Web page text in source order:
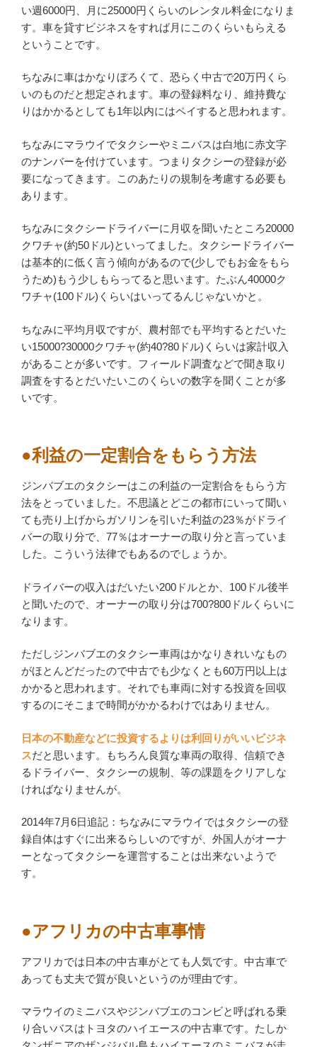
い週6000円、月に25000円くらいのレンタル料金になりま
す。車を貸すビジネスをすれば月にこのくらいもらえる
ということです。
ちなみに車はかなりぼろくて、恐らく中古で20万円くら
いのものだと想定されます。車の登録料なり、維持費な
りはかかるとしても1年以内にはペイすると思われます。
ちなみにマラウイでタクシーやミニバスは白地に赤文字
のナンバーを付けています。つまりタクシーの登録が必
要になってきます。このあたりの規制を考慮する必要も
あります。
ちなみにタクシードライバーに月収を聞いたところ20000
クワチャ(約50ドル)といってました。タクシードライバー
は基本的に低く言う傾向があるので(少しでもお金をもら
うため)もう少しもらってると思います。たぶん40000ク
ワチャ(100ドル)くらいはいってるんじゃないかと。
ちなみに平均月収ですが、農村部でも平均するとだいた
い15000?30000クワチャ(約40?80ドル)くらいは家計収入
があることが多いです。フィールド調査などで聞き取り
調査をするとだいたいこのくらいの数字を聞くことが多
いです。
●利益の一定割合をもらう方法
ジンバブエのタクシーはこの利益の一定割合をもらう方
法をとっていました。不思議とどこの都市にいって聞い
ても売り上げからガソリンを引いた利益の23％がドライ
バーの取り分で、77％はオーナーの取り分と言っていま
した。こういう法律でもあるのでしょうか。
ドライバーの収入はだいたい200ドルとか、100ドル後半
と聞いたので、オーナーの取り分は700?800ドルくらいに
なります。
ただしジンバブエのタクシー車両はかなりきれいなもの
がほとんどだったので中古でも少なくとも60万円以上は
かかると思われます。それでも車両に対する投資を回収
するのにそこまで時間がかかるわけではありません。
日本の不動産などに投資するよりは利回りがいいビジネ
スだと思います。もちろん良質な車両の取得、信頼でき
るドライバー、タクシーの規制、等の課題をクリアしな
ければなりませんが。
2014年7月6日追記：ちなみにマラウイではタクシーの登
録自体はすぐに出来るらしいのですが、外国人がオーナ
ーとなってタクシーを運営することは出来ないようで
す。
●アフリカの中古車事情
アフリカでは日本の中古車がとても人気です。中古車で
あっても丈夫で質が良いというのが理由です。
マラウイのミニバスやジンバブエのコンビと呼ばれる乗
り合いバスはトヨタのハイエースの中古車です。たしか